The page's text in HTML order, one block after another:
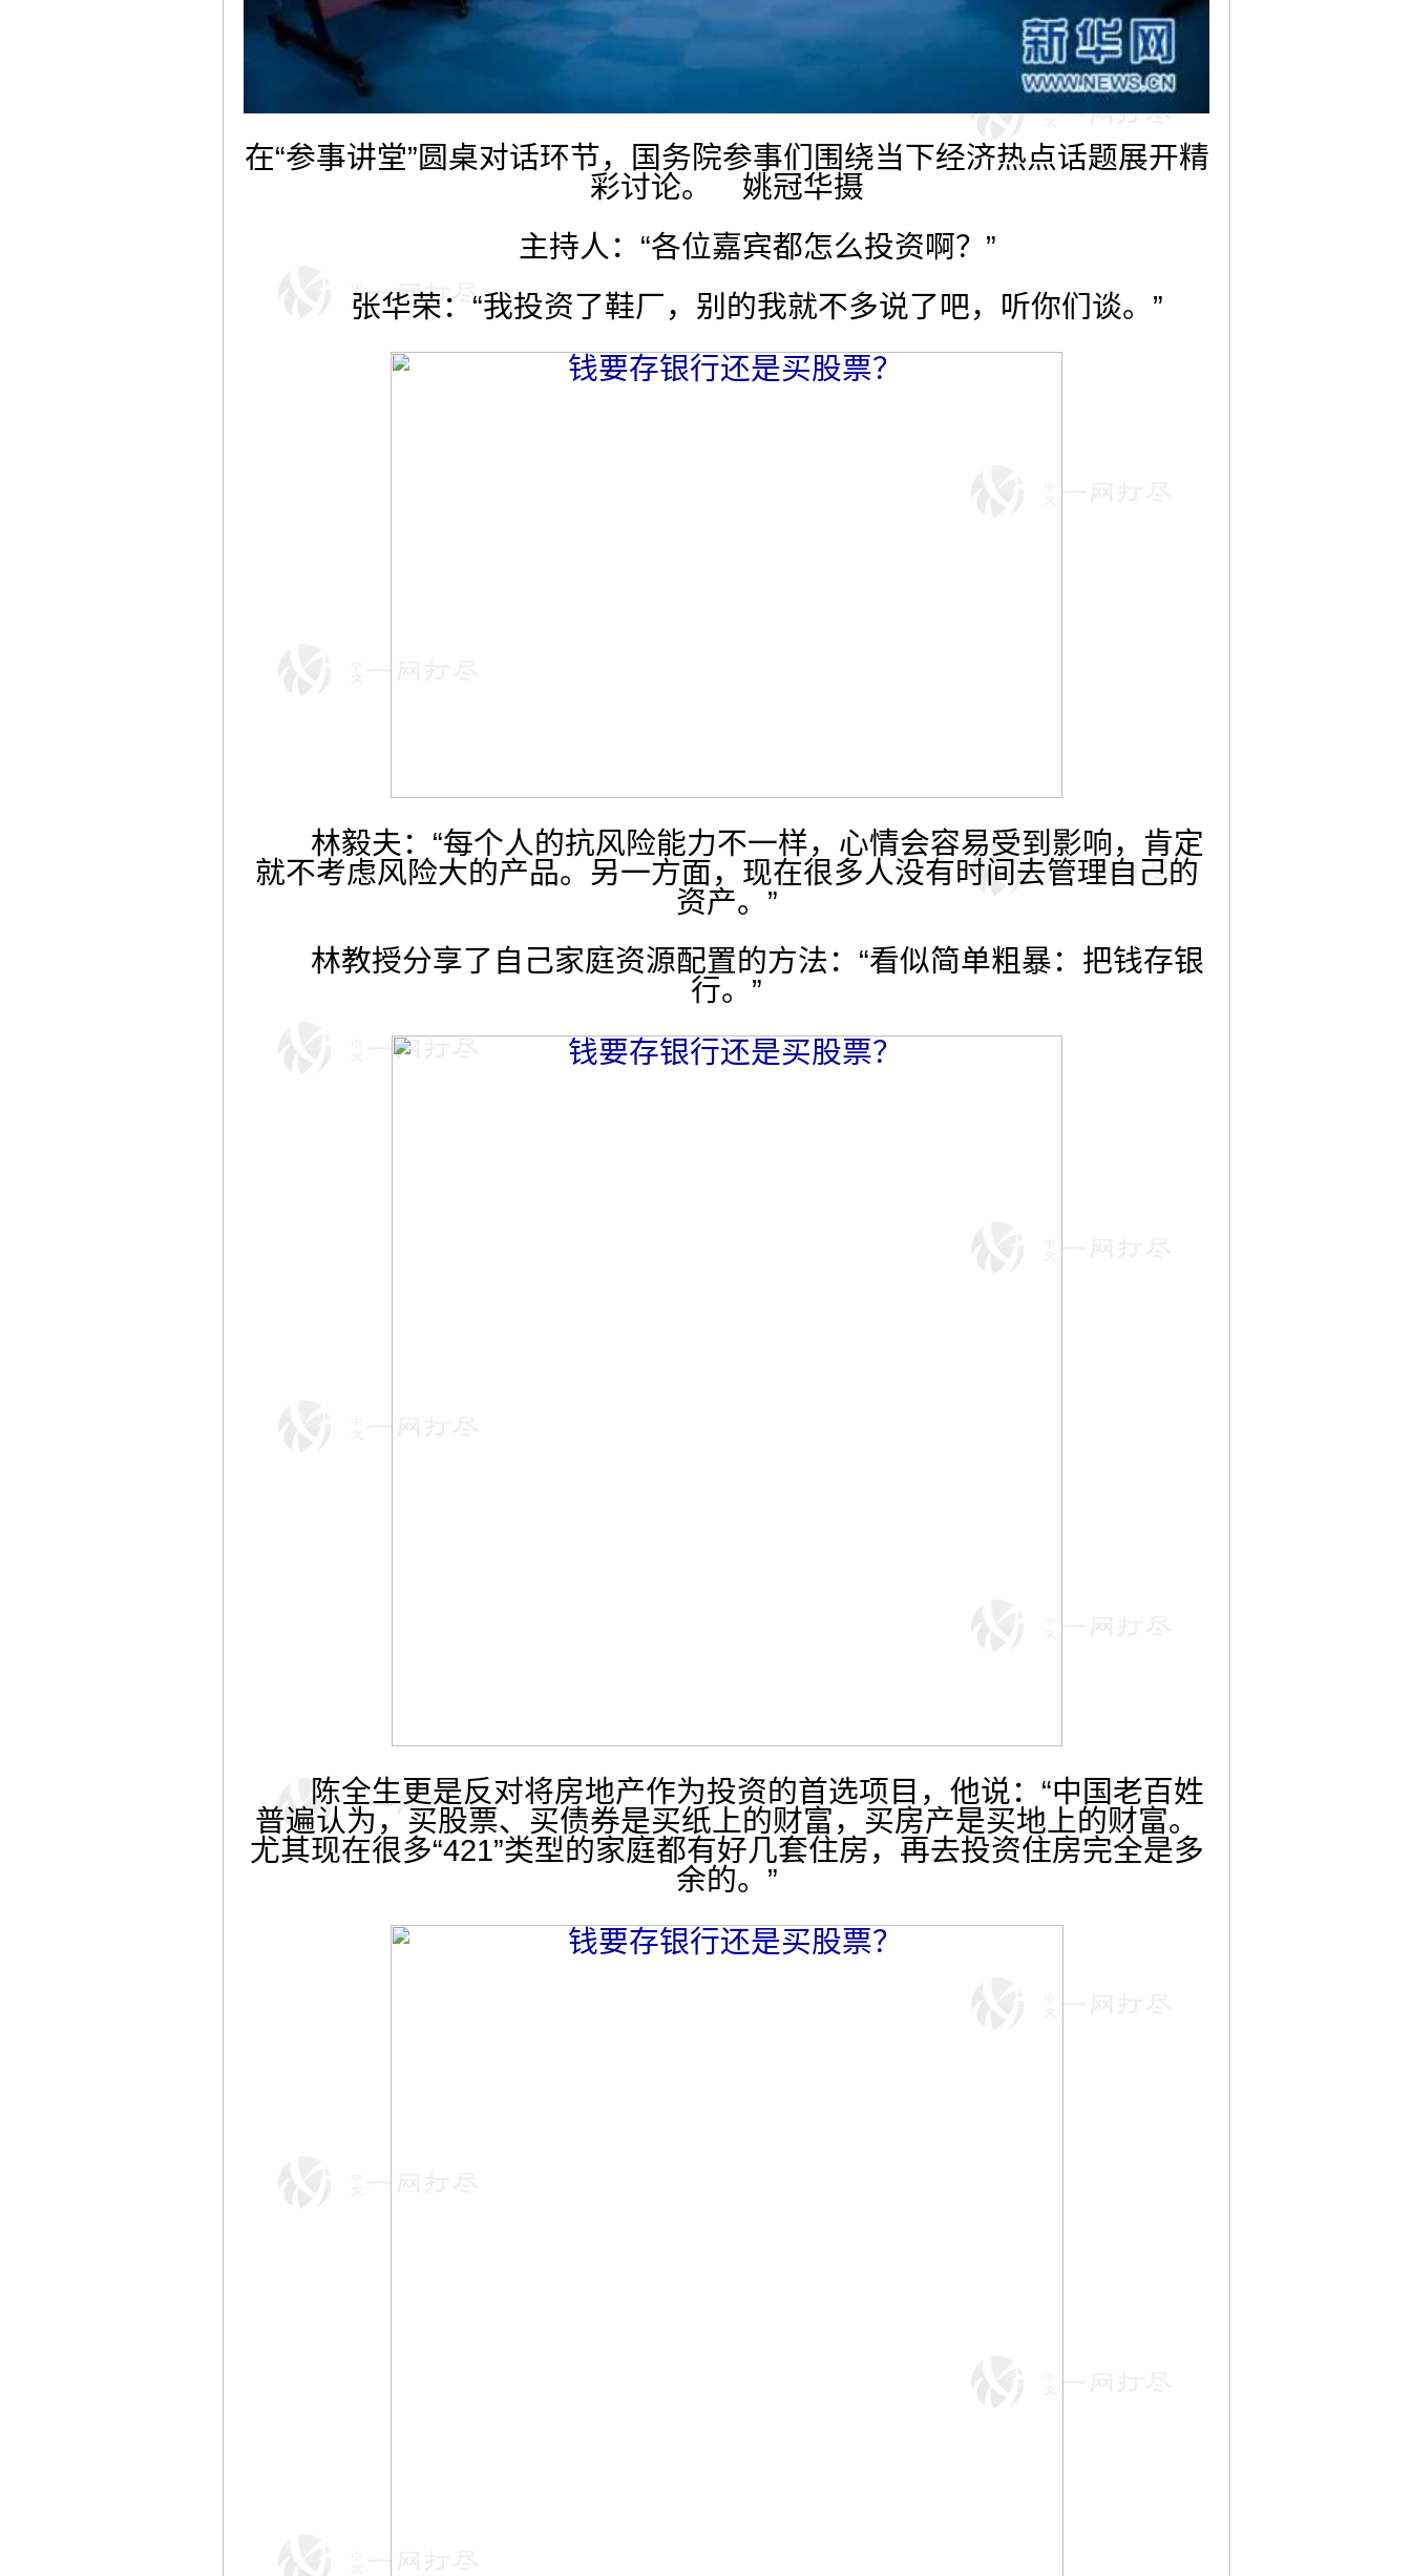
在“参事讲堂”圆桌对话环节， 国务院参事们 围绕当下经济热点话题展开精
彩讨论。 姚冠华摄
主持人：“各位嘉宾都怎么投资啊？”
张华荣：“我投资了鞋厂，别的我就不多说了吧，听你们谈。”
林毅夫：“每个人的抗风险能力不一样，心情会容易受到影响，肯定
就不考虑风险大的产品。另一方面，现在很多人没有时间去管理自己的
资产。”
林教授分享了自己家庭资源配置的方法：“看似简单粗暴：把钱存银
行。”
陈全生更是反对将房地产作为投资的首选项目，他说：“中国老百姓
普遍认为，买股票、买债券是买纸上的财富，买房产是买地上的财富。
尤其现在很多“421”类型的家庭都有好几套住房，再去投资住房完全是多
余的。”